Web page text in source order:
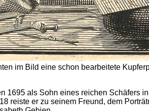
im Bild eine schon bearbeitete
1695 als Sohn eines reichen Schäfers
reiste er zu seinem Freund, dem